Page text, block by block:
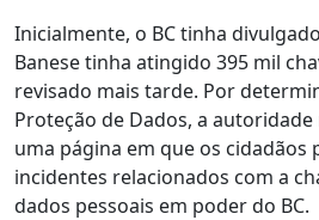
Inicialmente, o BC tinha
Banese tinha atingido 395 mil
revisado mais tarde. Por
Proteção de Dados, a
uma página em que os cidadãos
incidentes relacionados com a
dados pessoais em poder do BC.